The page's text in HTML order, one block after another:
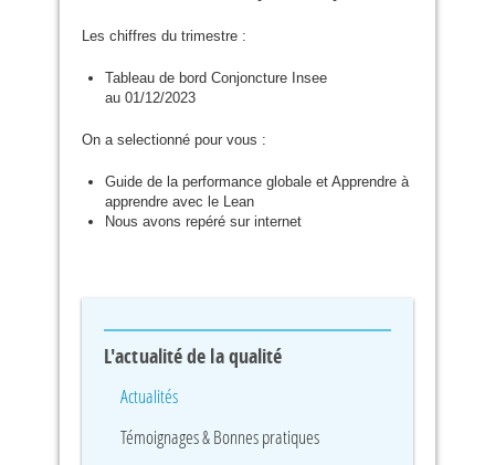
Les chiffres du trimestre :
Tableau de bord Conjoncture Insee
au 01/12/2023
On a selectionné pour vous :
Guide de la performance globale et Apprendre à
apprendre avec le Lean
Nous avons repéré sur internet
L'actualité de la qualité
Actualités
Témoignages & Bonnes pratiques